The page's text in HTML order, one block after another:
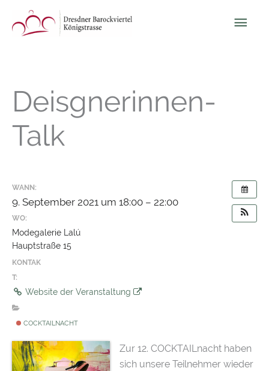
Inhalt
springen
Deisgnerinnen-
Talk
WANN:
9. September 2021 um 18:00 – 22:00
WO:
Modegalerie Lalú
Hauptstraße 15
KONTAK
T:
Website der Veranstaltung
COCKTAILNACHT
Zur 12. COCKTAILnacht haben
sich unsere Teilnehmer wieder